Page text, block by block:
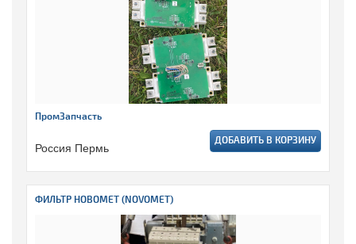
ПромЗапчасть
Россия Пермь ДОБАВИТЬ В КОРЗИНУ
ФИЛЬТР НОВОМЕТ (NOVOMET)